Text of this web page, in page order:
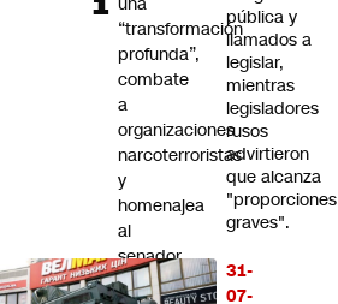
pública y
llamados a
legislar,
mientras
legisladores
rusos
advirtieron
que alcanza
"proporciones
graves".
31-
07-
“transformación
profunda”,
combate
a
organizaciones
narcoterroristas
y
homenajea
al
senador
Miguel